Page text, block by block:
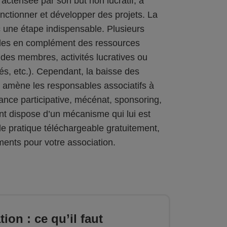
et développer des projets. La
étape indispensable. Plusieurs
en complément des ressources
membres, activités lucratives ou
etc.). Cependant, la baisse des
les responsables associatifs à
participative, mécénat, sponsoring,
dispose d’un mécanisme qui lui est
pratique téléchargeable gratuitement,
pour votre association.
: ce qu’il faut